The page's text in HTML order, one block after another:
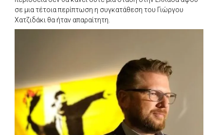
σε μια τέτοια περίπτωση η συγκατάθεση του Γιώργου
Χατζιδάκι θα ήταν απαραίτητη.